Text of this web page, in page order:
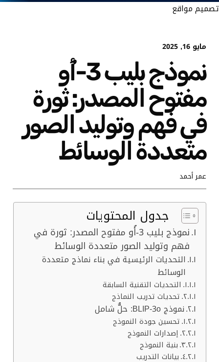
تصميم مواقع
مايو 16, 2025
نموذج بليب 3-أُو
مفتوح المصدر: ثورة
في فهم وتوليد الصور
متعددة الوسائط
عمر أحمد
جدول المحتويات
نموذج بليب 3-أُو مفتوح المصدر: ثورة في
فهم وتوليد الصور متعددة الوسائط
التحديات الرئيسية في بناء نماذج متعددة
الوسائط
التحديات التقنية السابقة
تحديات تدريب النماذج
نموذج BLIP-3o: حلٌّ شامل
تحسين جودة النموذج
إصدارات النموذج
بنية النموذج
بيانات التدريب